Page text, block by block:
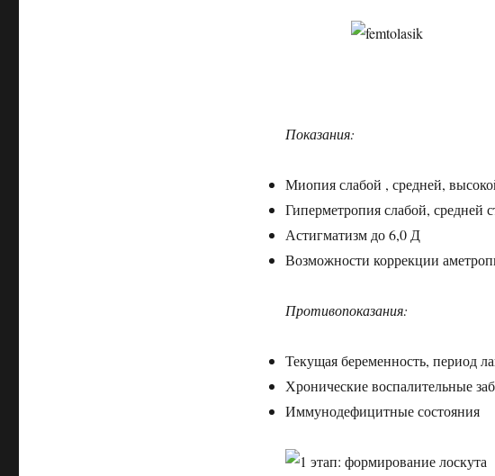
Показания:
Миопия слабой , средней,
Гиперметропия слабой, средней
Астигматизм до 6,0 Д
Возможности коррекции
Противопоказания:
Текущая беременность, период
Хронические воспалительные
Иммунодефицитные состояния